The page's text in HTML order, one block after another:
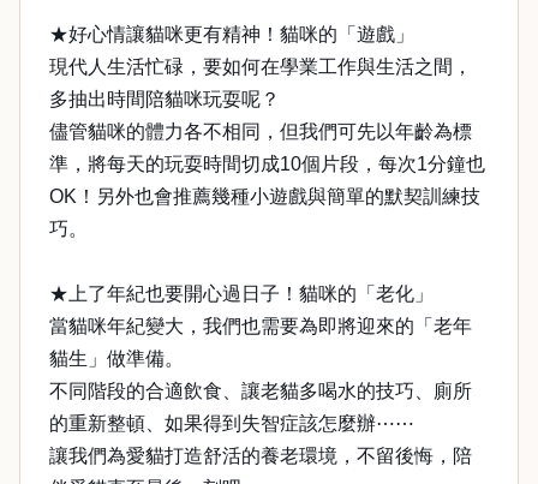
★好心情讓貓咪更有精神！貓咪的「遊戲」
現代人生活忙碌，要如何在學業工作與生活之間，
多抽出時間陪貓咪玩耍呢？
儘管貓咪的體力各不相同，但我們可先以年齡為標
準，將每天的玩耍時間切成10個片段，每次1分鐘也
OK！另外也會推薦幾種小遊戲與簡單的默契訓練技
巧。
★上了年紀也要開心過日子！貓咪的「老化」
當貓咪年紀變大，我們也需要為即將迎來的「老年
貓生」做準備。
不同階段的合適飲食、讓老貓多喝水的技巧、廁所
的重新整頓、如果得到失智症該怎麼辦⋯⋯
讓我們為愛貓打造舒活的養老環境，不留後悔，陪